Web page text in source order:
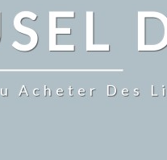
Acheter Des